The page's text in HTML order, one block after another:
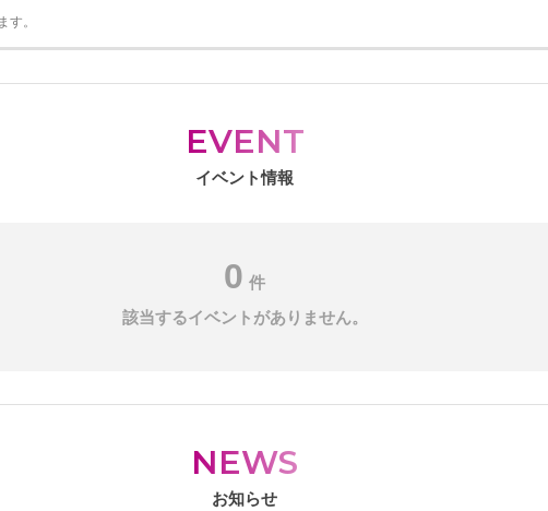
。
EVENT
イベント情報
0 件
該当するイベントがありません。
NEWS
お知らせ